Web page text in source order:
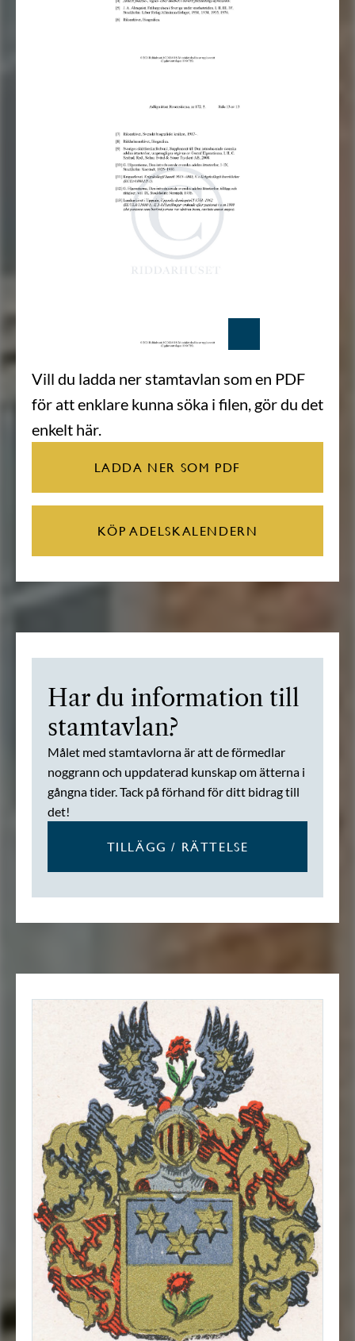
Vill du ladda ner stamtavlan som en PDF
för att enklare kunna söka i filen, gör du det
enkelt här.
LADDA NER SOM PDF
KÖP ADELSKALENDERN
Har du information till
stamtavlan?
Målet med stamtavlorna är att de förmedlar
noggrann och uppdaterad kunskap om ätterna i
gångna tider. Tack på förhand för ditt bidrag till
det!
TILLÄGG / RÄTTELSE